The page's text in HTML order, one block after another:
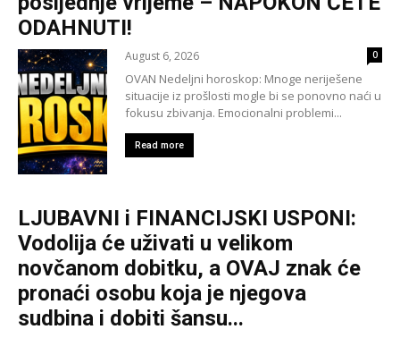
ODAHNUTI!
August 6, 2026 0
OVAN Nedeljni horoskop: Mnoge neriješene
situacije iz prošlosti mogle bi se ponovno naći u
fokusu zbivanja. Emocionalni problemi...
Read more
LJUBAVNI i FINANCIJSKI USPONI:
Vodolija će uživati u velikom
novčanom dobitku, a OVAJ znak će
pronaći osobu koja je njegova
sudbina i dobiti šansu...